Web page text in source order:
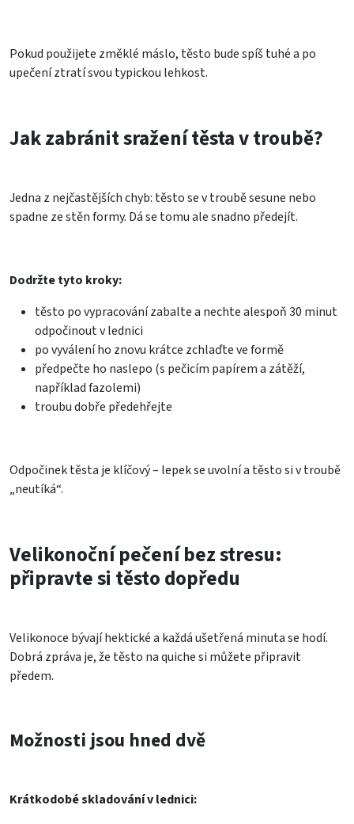
Pokud použijete změklé máslo, těsto bude spíš tuhé a po
upečení ztratí svou typickou lehkost.
Jak zabránit sražení těsta v troubě?
Jedna z nejčastějších chyb: těsto se v troubě sesune nebo
spadne ze stěn formy. Dá se tomu ale snadno předejít.
Dodržte tyto kroky:
těsto po vypracování zabalte a nechte alespoň 30 minut
odpočinout v lednici
po vyválení ho znovu krátce zchlaďte ve formě
předpečte ho naslepo (s pečicím papírem a zátěží,
například fazolemi)
troubu dobře předehřejte
Odpočinek těsta je klíčový – lepek se uvolní a těsto si v troubě
„neutíká“.
Velikonoční pečení bez stresu:
připravte si těsto dopředu
Velikonoce bývají hektické a každá ušetřená minuta se hodí.
Dobrá zpráva je, že těsto na quiche si můžete připravit
předem.
Možnosti jsou hned dvě
Krátkodobé skladování v lednici: